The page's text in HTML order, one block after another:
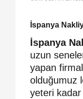
İspanya
İspanya
uzun
yapan
olduğumuz
yeteri